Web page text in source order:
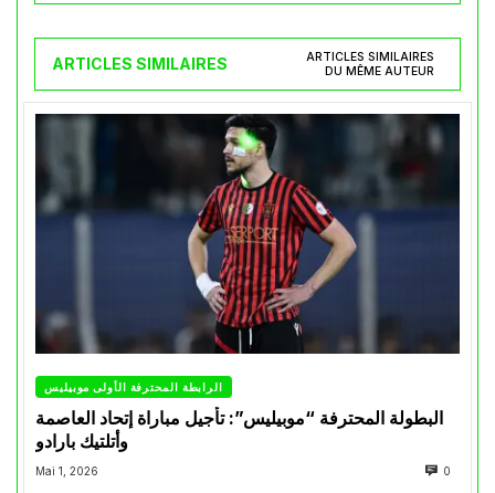
ARTICLES SIMILAIRES
ARTICLES SIMILAIRES
DU MÊME AUTEUR
الرابطة المحترفة الأولى موبيليس
البطولة المحترفة “موبيليس”: تأجيل مباراة إتحاد العاصمة
وأتلتيك بارادو
Mai 1, 2026 0